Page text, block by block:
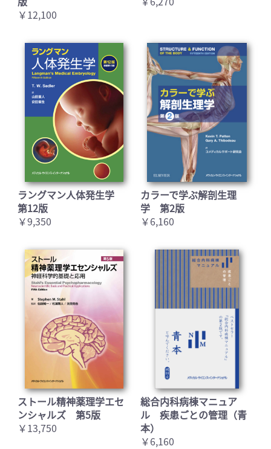
￥12,100
ラングマン人体発生学
第12版
￥9,350
カラーで学ぶ解剖生理
学 第2版
￥6,160
ストール精神薬理学エセ
ンシャルズ 第5版
￥13,750
総合内科病棟マニュア
ル 疾患ごとの管理（青
本）
￥6,160